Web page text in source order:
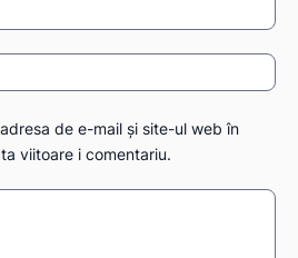
de e-mail și site-ul web în
viitoare i comentariu.